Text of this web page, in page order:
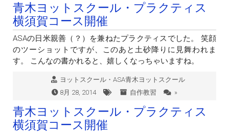
青木ヨットスクール・プラクティス
横須賀コース開催
ASAの日米親善（？）を兼ねたプラクティスでした。 笑顔
のツーショットですが、このあと土砂降りに見舞われま
す。 こんなの書かれると、嬉しくなっちゃいますね。
ヨットスクール・ASA青木ヨットスクール
8月 28, 2014
自作教習 »
青木ヨットスクール・プラクティス
横須賀コース開催